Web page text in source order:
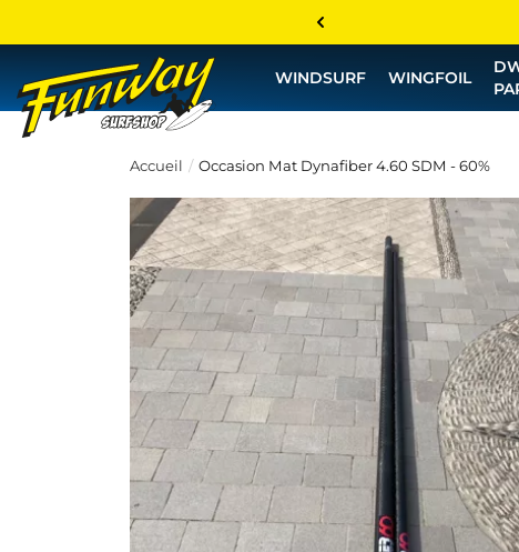
WINDSURF WINGFOIL
Accueil Occasion Mat Dynafiber 4.60 SDM - 60%